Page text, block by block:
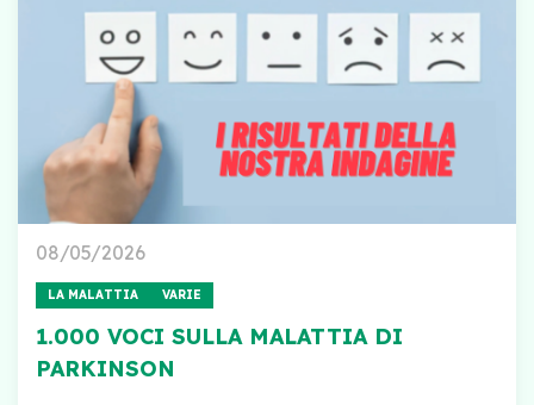
08/05/2026
LA MALATTIA VARIE
1.000 VOCI SULLA MALATTIA DI
PARKINSON